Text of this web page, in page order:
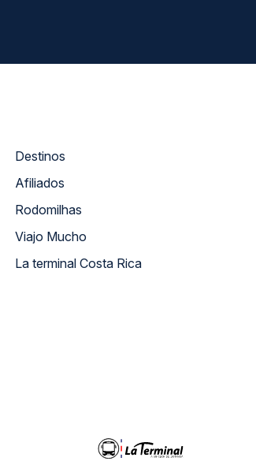
Destinos
Afiliados
Rodomilhas
Viajo Mucho
La terminal Costa Rica